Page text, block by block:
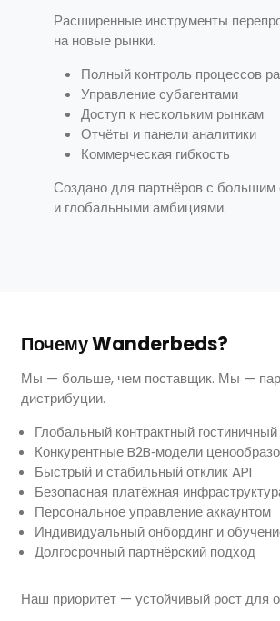
Расширенные инструменты
на новые рынки.
Полный контроль процессов
Управление субагентами
Доступ к нескольким рынкам
Отчёты и панели аналитики
Коммерческая гибкость
Создано для партнёров с
и глобальными амбициями.
Почему Wanderbeds?
Мы — больше, чем поставщик. Мы —
дистрибуции.
Глобальный контрактный гостиничный
Конкурентные B2B‑модели
Быстрый и стабильный отклик API
Безопасная платёжная
Персональное управление аккаунтом
Индивидуальный онбординг и
Долгосрочный партнёрский подход
Наш приоритет — устойчивый рост для